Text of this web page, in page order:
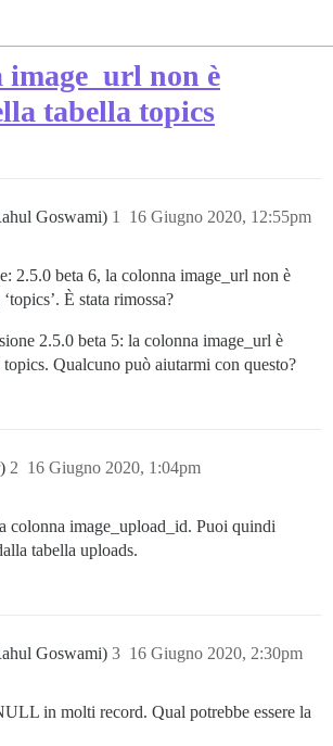
image_url non è
tabella topics
Goswami) 16 Giugno 2020, 12:55pm
1
2.5.0 beta 6, la colonna image_url non è
È stata rimossa?
2.5.0 beta 5: la colonna image_url è
topics. Qualcuno può aiutarmi con questo?
16 Giugno 2020, 1:04pm
2
colonna image_upload_id. Puoi quindi
tabella uploads.
Goswami) 16 Giugno 2020, 2:30pm
3
in molti record. Qual potrebbe essere la